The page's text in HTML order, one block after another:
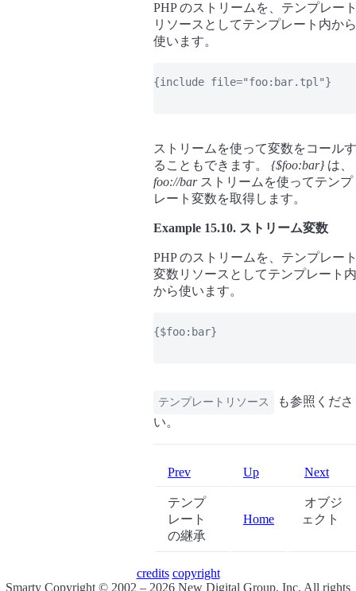
PHP のストリームを、テンプレー
リソースとしてテンプレート内から
使います。
{include file="foo:bar.tpl"}
ストリームを使って変数をコールす
ることもできます。 {$foo:bar}は、
foo://barストリームを使ってテンプ
レート変数を取得します。
Example 15.10. ストリーム変数
PHP のストリームを、テンプレー
変数リソースとしてテンプレート内
から使います。
{$foo:bar}
テンプレートリソース
も参照くださ
い。
Prev Up Next
テンプ
レート
の継承
Home
オブジ
ェクト
credits copyright
Smarty Copyright © 2002 – 2026 New Digital Group, Inc. All rights